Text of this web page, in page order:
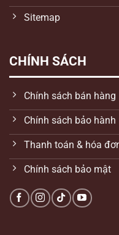
Sitemap
CHÍNH SÁCH
Chính sách bán hàng
Chính sách bảo hành
Thanh toán & hóa
Chính sách bảo mật